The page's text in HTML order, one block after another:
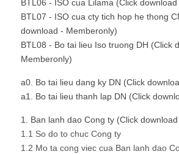
BTL06 - ISO cua Lilama (Click
BTL07 - ISO cua cty tich hop he thong
download - Memberonly)
BTL08 - Bo tai lieu Iso truong DH (Click
Memberonly)
a0. Bo tai lieu dang ky DN (Click
a1. Bo tai lieu thanh lap DN (Click
1. Ban lanh dao Cong ty (Click
1.1 So do to chuc Cong ty
1.2 Mo ta cong viec cua Ban lanh dao